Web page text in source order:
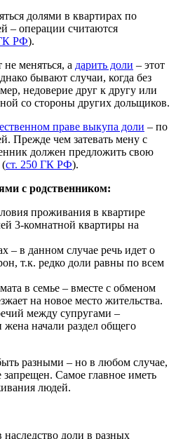
долями в квартирах по
– операции считаются
РФ).
меняться, а дарить доли – этот
бывают случаи, когда без
недоверие друг к другу или
со стороны других дольщиков.
праве выкупа доли – по
Прежде чем затевать мену с
должен предложить свою
(ст. 250 ГК РФ).
с родственником:
проживания в квартире
3-комнатной квартиры на
– в данном случае речь идет о
т.к. редко доли равны по всем
в семье – вместе с обменом
на новое место жительства.
между супругами –
начали раздел общего
разными – но в любом случае,
Самое главное иметь
людей.
доли в разных